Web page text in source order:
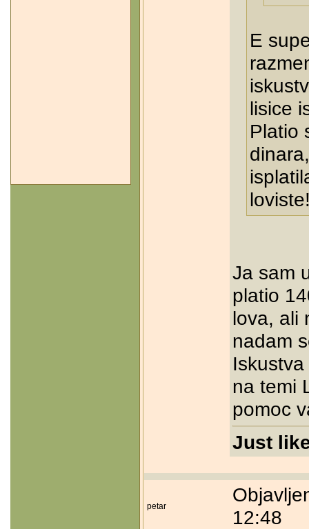
E
lisice
Platio
Ja sam
platio
lova, ali
nadam
na temi
pomoc
Just
petar
12:48